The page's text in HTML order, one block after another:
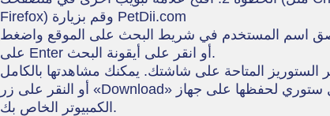
Firefox) وقم بزيارة PetDii.com
3: الصق اسم المستخدم في شريط البحث على الموقع واضغط
على Enter أو انقر على أيقونة البحث.
ستظهر الستوريز المتاحة على شاشتك. يمكنك مشاهدتها بالكامل
أو النقر على زر «Download» أسفل كل ستوري لحفظها على جهاز
الكمبيوتر الخاص بك.